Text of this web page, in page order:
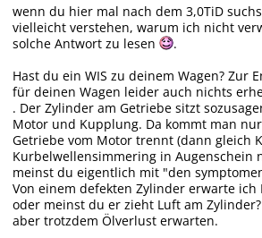
wenn du hier mal nach dem 3,0TiD
vielleicht verstehen, warum ich nicht
solche Antwort zu lesen
.
Hast du ein WIS zu deinem Wagen? Zur
für deinen Wagen leider auch nichts
. Der Zylinder am Getriebe sitzt
Motor und Kupplung. Da kommt man
Getriebe vom Motor trennt (dann gleich
Kurbelwellensimmering in Augenschein
meinst du eigentlich mit "den
Von einem defekten Zylinder erwarte ich
oder meinst du er zieht Luft am
aber trotzdem Ölverlust erwarten.